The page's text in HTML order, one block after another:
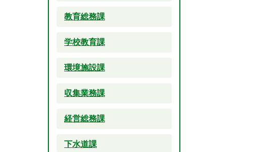
教育総務課
学校教育課
環境施設課
収集業務課
経営総務課
下水道課